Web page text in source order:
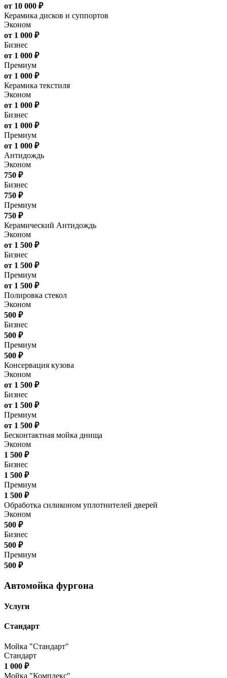
от 10 000 ₽
Керамика дисков и суппортов
Эконом
от 1 000 ₽
Бизнес
от 1 000 ₽
Премиум
от 1 000 ₽
Керамика текстиля
Эконом
от 1 000 ₽
Бизнес
от 1 000 ₽
Премиум
от 1 000 ₽
Антидождь
Эконом
750 ₽
Бизнес
750 ₽
Премиум
750 ₽
Керамический Антидождь
Эконом
от 1 500 ₽
Бизнес
от 1 500 ₽
Премиум
от 1 500 ₽
Полировка стекол
Эконом
500 ₽
Бизнес
500 ₽
Премиум
500 ₽
Консервация кузова
Эконом
от 1 500 ₽
Бизнес
от 1 500 ₽
Премиум
от 1 500 ₽
Бесконтактная мойка днища
Эконом
1 500 ₽
Бизнес
1 500 ₽
Премиум
1 500 ₽
Обработка силиконом уплотнителей дверей
Эконом
500 ₽
Бизнес
500 ₽
Премиум
500 ₽
Автомойка фургона
Услуги
Стандарт
Мойка "Стандарт"
Стандарт
1 000 ₽
Мойка "Комплекс"